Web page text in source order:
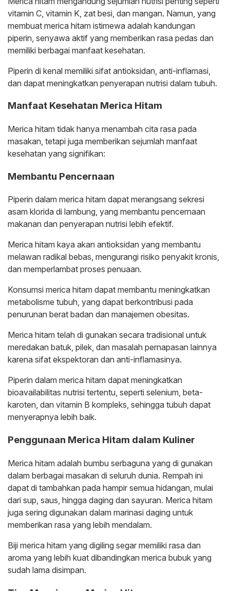
vitamin C, vitamin K, zat besi, dan mangan. Namun, yang
membuat merica hitam istimewa adalah kandungan
piperin, senyawa aktif yang memberikan rasa pedas dan
memiliki berbagai manfaat kesehatan.
Piperin di kenal memiliki sifat antioksidan, anti-inflamasi,
dan dapat meningkatkan penyerapan nutrisi dalam tubuh.
Manfaat Kesehatan Merica Hitam
Merica hitam tidak hanya menambah cita rasa pada
masakan, tetapi juga memberikan sejumlah manfaat
kesehatan yang signifikan:
Membantu Pencernaan
Piperin dalam merica hitam dapat merangsang sekresi
asam klorida di lambung, yang membantu pencernaan
makanan dan penyerapan nutrisi lebih efektif.
Merica hitam kaya akan antioksidan yang membantu
melawan radikal bebas, mengurangi risiko penyakit kronis,
dan memperlambat proses penuaan.
Konsumsi merica hitam dapat membantu meningkatkan
metabolisme tubuh, yang dapat berkontribusi pada
penurunan berat badan dan manajemen obesitas.
Merica hitam telah di gunakan secara tradisional untuk
meredakan batuk, pilek, dan masalah pernapasan lainnya
karena sifat ekspektoran dan anti-inflamasinya.
Piperin dalam merica hitam dapat meningkatkan
bioavailabilitas nutrisi tertentu, seperti selenium, beta-
karoten, dan vitamin B kompleks, sehingga tubuh dapat
menyerapnya lebih baik.
Penggunaan Merica Hitam dalam Kuliner
Merica hitam adalah bumbu serbaguna yang di gunakan
dalam berbagai masakan di seluruh dunia. Rempah ini
dapat di tambahkan pada hampir semua hidangan, mulai
dari sup, saus, hingga daging dan sayuran. Merica hitam
juga sering digunakan dalam marinasi daging untuk
memberikan rasa yang lebih mendalam.
Biji merica hitam yang digiling segar memiliki rasa dan
aroma yang lebih kuat dibandingkan merica bubuk yang
sudah lama disimpan.